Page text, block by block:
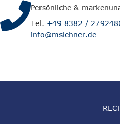
Persönliche &
Tel. +49 8382 /
info@mslehner.de